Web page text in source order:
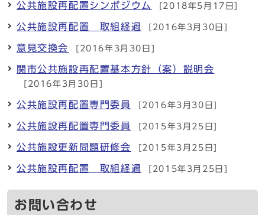
公共施設再配置シンポジウム [2018年5月17日]
公共施設再配置 取組経過 [2016年3月30日]
意見交換会 [2016年3月30日]
関市公共施設再配置基本方針（案）説明会
[2016年3月30日]
公共施設再配置専門委員 [2016年3月30日]
公共施設再配置専門委員 [2015年3月25日]
公共施設更新問題研修会 [2015年3月25日]
公共施設再配置 取組経過 [2015年3月25日]
お問い合わせ